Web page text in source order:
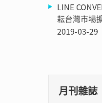
LINE
耘台灣市場
2019-03-29
月刊雜誌